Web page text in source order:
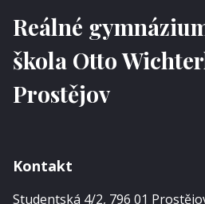
Reálné
škola Otto
Prostějov
Kontakt
Studentská 4/2, 796 01